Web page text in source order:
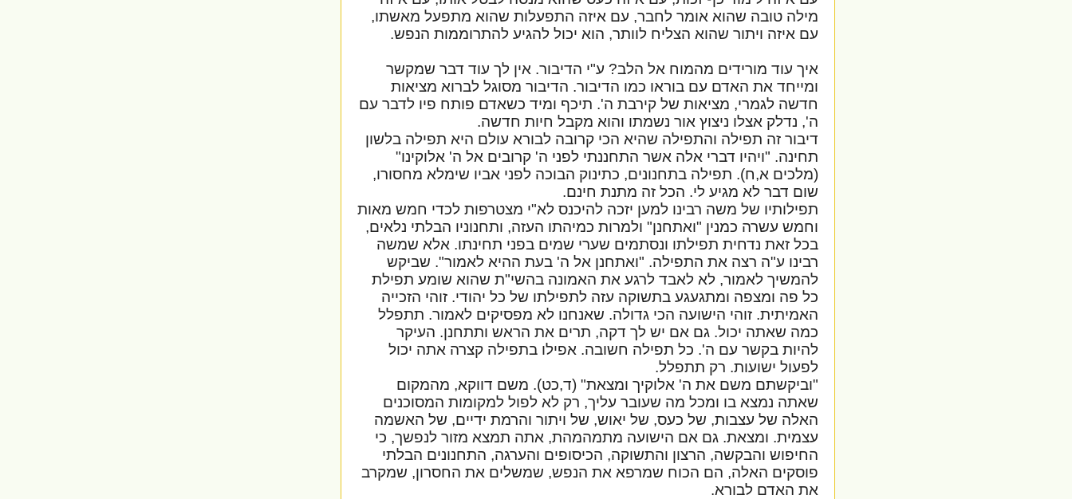
מילה טובה שהוא אומר לחבר, עם איזה התפעלות שהוא מתפעל מאשתו,
עם איזה ויתור שהוא הצליח לוותר, הוא יכול להגיע להתרוממות הנפש.
איך עוד מורידים מהמוח אל הלב? ע"י הדיבור. אין לך עוד דבר שמקשר
ומייחד את האדם עם בוראו כמו הדיבור. הדיבור מסוגל לברוא מציאות
חדשה לגמרי, מציאות של קירבת ה'. תיכף ומיד כשאדם פותח פיו לדבר עם
ה', נדלק אצלו ניצוץ אור נשמתו והוא מקבל חיות חדשה.
דיבור זה תפילה והתפילה שהיא הכי קרובה לבורא עולם היא תפילה בלשון
תחינה. "ויהיו דברי אלה אשר התחננתי לפני ה' קרובים אל ה' אלוקינו"
(מלכים א,ח). תפילה בתחנונים, כתינוק הבוכה לפני אביו שימלא מחסורו,
שום דבר לא מגיע לי. הכל זה מתנת חינם.
תפילותיו של משה רבינו למען יזכה להיכנס לא"י מצטרפות לכדי חמש מאות
וחמש עשרה כמנין "ואתחנן" ולמרות כמיהתו העזה, ותחנוניו הבלתי נלאים,
בכל זאת נדחית תפילתו ונסתמים שערי שמים בפני תחינתו. אלא שמשה
רבינו ע"ה רצה את התפילה. "ואתחנן אל ה' בעת ההיא לאמור". שביקש
להמשיך לאמור, לא לאבד לרגע את האמונה בהשי"ת שהוא שומע תפילת
כל פה ומצפה ומתגעגע בתשוקה עזה לתפילתו של כל יהודי. זוהי הזכייה
האמיתית. זוהי הישועה הכי גדולה. שאנחנו לא מפסיקים לאמור. תתפלל
כמה שאתה יכול. גם אם יש לך דקה, תרים את הראש ותתחנן. העיקר
להיות בקשר עם ה'. כל תפילה חשובה. אפילו בתפילה קצרה אתה יכול
לפעול ישועות. רק תתפלל.
"וביקשתם משם את ה' אלוקיך ומצאת" (ד,כט). משם דווקא, מהמקום
שאתה נמצא בו ומכל מה שעובר עליך, רק לא לפול למקומות המסוכנים
האלה של עצבות, של כעס, של יאוש, של ויתור והרמת ידיים, של האשמה
עצמית. ומצאת. גם אם הישועה מתמהמהת, אתה תמצא מזור לנפשך, כי
החיפוש והבקשה, הרצון והתשוקה, הכיסופים והערגה, התחנונים הבלתי
פוסקים האלה, הם הכוח שמרפא את הנפש, שמשלים את החסרון, שמקרב
את האדם לבורא.